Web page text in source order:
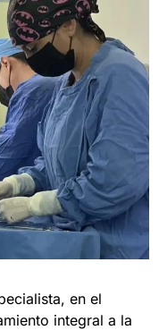
en el
integral a la